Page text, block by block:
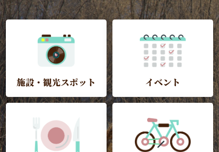
施設・観光スポット イベント